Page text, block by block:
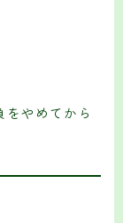
やめてから